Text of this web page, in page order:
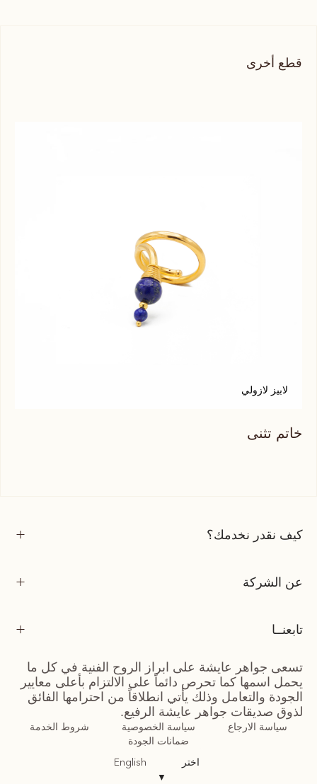
قطع أخرى
لابيز لازولي
خاتم تثنى
كيف نقدر نخدمك؟
عن الشركة
تابعنــا
تسعى جواهر عايشة على ابراز الروح الفنية في كل ما
يحمل اسمها كما تحرص دائماً على الالتزام بأعلى معايير
الجودة والتعامل وذلك يأتي انطلاقاً من احترامها الفائق
لذوق صديقات جواهر عايشة الرفيع.
سياسة الارجاع سياسة الخصوصية
شروط الخدمة
ضمانات الجودة
اختر
▼
English